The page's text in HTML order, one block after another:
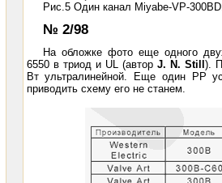
Рис.5 Один канал Miyabe-VP-
№ 2/98
На обложке фото еще одного
6550 в триод и UL (автор J. N. Still ).
Вт ультралинейной. Еще один PP
приводить схему его не станем.